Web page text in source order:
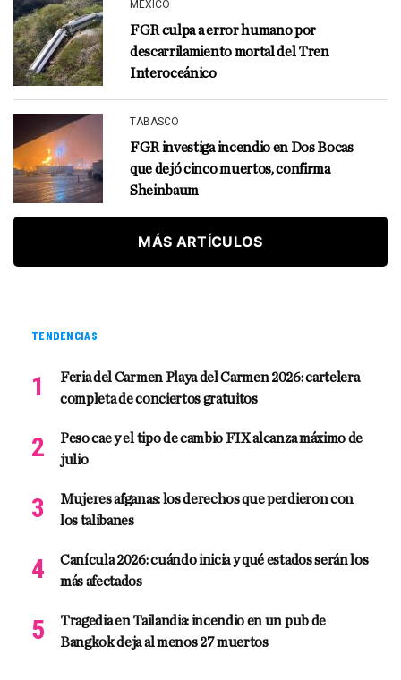
MÉXICO
FGR culpa a error humano por
descarrilamiento mortal del Tren
Interoceánico
TABASCO
FGR investiga incendio en Dos Bocas
que dejó cinco muertos, confirma
Sheinbaum
MÁS ARTÍCULOS
TENDENCIAS
Feria del Carmen Playa del Carmen 2026: cartelera
completa de conciertos gratuitos
Peso cae y el tipo de cambio FIX alcanza máximo de
julio
Mujeres afganas: los derechos que perdieron con
los talibanes
Canícula 2026: cuándo inicia y qué estados serán los
más afectados
Tragedia en Tailandia: incendio en un pub de
Bangkok deja al menos 27 muertos